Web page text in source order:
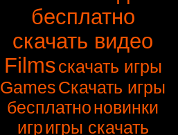
бесплатно
скачать видео
Filmsскачать игры
GamesСкачать игры
бесплатноновинки
игригры скачать